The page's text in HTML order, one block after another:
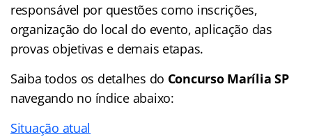
responsável por questões como inscrições,
organização do local do evento, aplicação das
provas objetivas e demais etapas.
Saiba todos os detalhes do Concurso Marília SP
navegando no índice abaixo:
Situação atual